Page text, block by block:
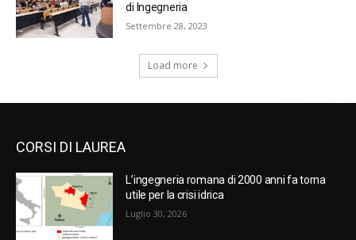
di Ingegneria
Settembre 28, 2023
Load more
CORSI DI LAUREA
L’ingegneria romana di 2000 anni fa torna
utile per la crisi idrica
Luglio 30, 2026